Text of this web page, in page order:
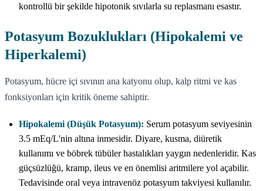
kontrollü bir şekilde hipotonik sıvılarla su replasmanı esastır.
Potasyum Bozuklukları (Hipokalemi ve
Hiperkalemi)
Potasyum, hücre içi sıvının ana katyonu olup, kalp ritmi ve kas
fonksiyonları için kritik öneme sahiptir.
Hipokalemi (Düşük Potasyum): Serum potasyum seviyesinin
3.5 mEq/L'nin altına inmesidir. Diyare, kusma, diüretik
kullanımı ve böbrek tübüler hastalıkları yaygın nedenleridir. Kas
güçsüzlüğü, kramp, ileus ve en önemlisi aritmilere yol açabilir.
Tedavisinde oral veya intravenöz potasyum takviyesi kullanılır.